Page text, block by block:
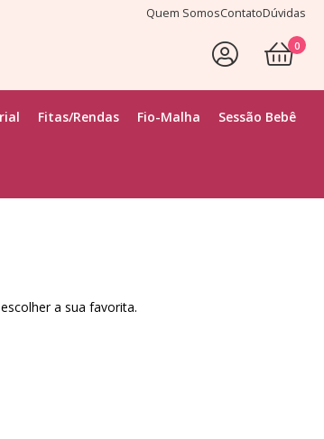
Quem SomosContatoDúvidas
Fitas/Rendas Fio-Malha Sessão Bebê
0
a sua favorita.